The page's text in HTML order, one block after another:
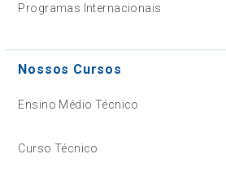
Programas Internacionais
Nossos Cursos
Ensino Médio Técnico
Curso Técnico